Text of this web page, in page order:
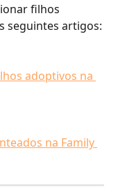
filhos
seguintes artigos:
adoptivos na
na Family